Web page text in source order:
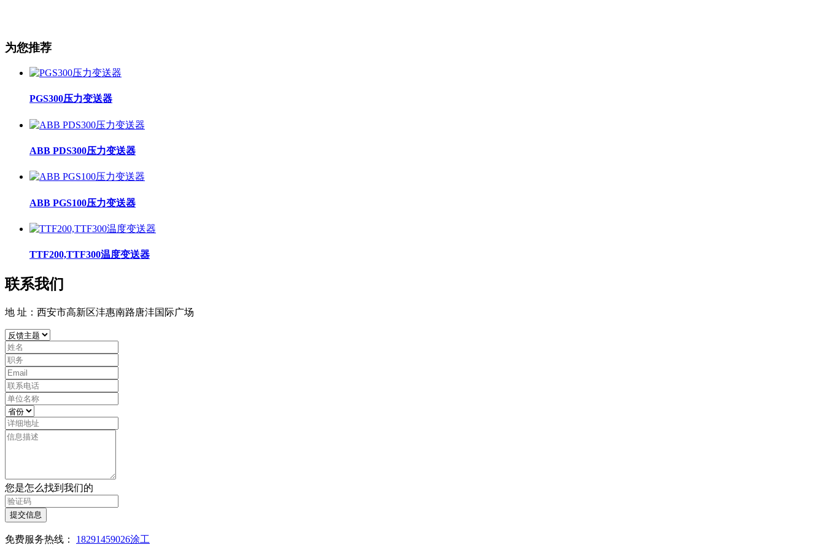
为您推荐
PGS300压力变送器
ABB PDS300压力变送器
ABB PGS100压力变送器
TTF200,TTF300温度变送器
联系我们
地 址：西安市高新区沣惠南路唐沣国际广场
您是怎么找到我们的
提交信息
免费服务热线： 18291459026涂工